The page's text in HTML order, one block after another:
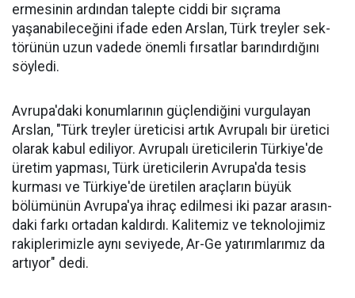
ermesinin ardından talepte ciddi bir sıçrama
yaşanabileceğini ifa­de eden Arslan, Türk treyler sek­
törünün uzun vadede önemli fır­satlar barındırdığını
söyledi.
Avrupa'daki konumlarının güçlendiğini vurgulayan
Arslan, "Türk treyler üreticisi artık Avru­palı bir üretici
ola­rak kabul ediliyor. Avrupalı üreticile­rin Türkiye'de
üre­tim yapması, Türk üreticilerin Avru­pa'da tesis
kurması ve Türkiye'de üreti­len araçların büyük
bölümünün Avru­pa'ya ihraç edilme­si iki pazar arasın­
daki farkı ortadan kaldırdı. Kalitemiz ve teknolojimiz
ra­kiplerimizle aynı seviyede, Ar-Ge ya­tırımlarımız da
ar­tıyor" dedi.